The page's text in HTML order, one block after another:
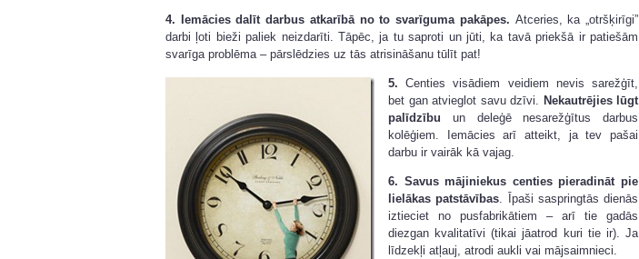
4. Iemācies dalīt darbus atkarībā no to svarīguma pakāpes. Atceries, ka „otršķirīgi”
darbi ļoti bieži paliek neizdarīti. Tāpēc, ja tu saproti un jūti, ka tavā priekšā ir patiešām
svarīga problēma – pārslēdzies uz tās atrisināšanu tūlīt pat!
5. Centies visādiem veidiem nevis sarežģīt,
bet gan atvieglot savu dzīvi. Nekautrējies lūgt
palīdzību un deleģē nesarežģītus darbus
kolēģiem. Iemācies arī atteikt, ja tev pašai
darbu ir vairāk kā vajag.
6. Savus mājiniekus centies pieradināt pie
lielākas patstāvības. Īpaši saspringtās dienās
iztieciet no pusfabrikātiem – arī tie gadās
diezgan kvalitatīvi (tikai jāatrod kuri tie ir). Ja
līdzekļi atļauj, atrodi aukli vai mājsaimnieci.